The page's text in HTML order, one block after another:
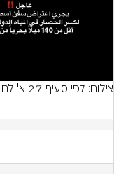
צילום: לפי סעיף 27 א' לחוק זכויות היוצרים